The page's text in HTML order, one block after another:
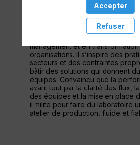
laboratoires et les sites pharma
d’efficacité et de sérénité
plus de quatorze ans dans
industriels, il a développé une
management et en
organisations. Il s’inspire des
secteurs et des contraintes
bâtir des solutions qui donnent
équipes. Convaincu que la
avant tout par la clarté des flux,
des équipes et la mise en place
il milite pour faire du laboratoire
atelier de production, fluide et
Accepter
Refuser